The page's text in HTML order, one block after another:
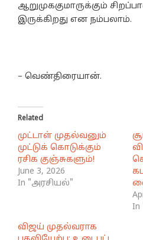
ஆறுமுககுமாருக்கும்
இருக்கிறது என நம்பலாம்.
– வெண்திரையான்.
Related
முட்டாள் முதல்வனும்
முட்டுக் கொடுக்கும்
ரசிக குஞ்சுகளும்!
June 3, 2026
In "அரசியல்"
In
விஜய் முதல்வராக